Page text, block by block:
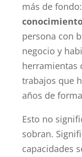
más de fondo:
persona con
negocio y
herramientas
trabajos que
años de
Esto no
sobran.
capacidades